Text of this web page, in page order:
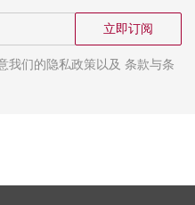
立即订阅
我们的隐私政策以及 条款与条